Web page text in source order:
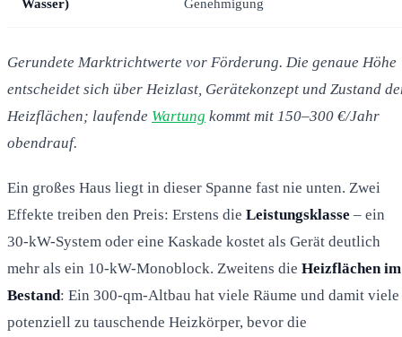
Wasser) Genehmigung
Gerundete Marktrichtwerte vor Förderung. Die genaue Höhe
entscheidet sich über Heizlast, Gerätekonzept und Zustand
Heizflächen; laufende Wartung kommt mit 150–300 €/Jahr
obendrauf.
Ein großes Haus liegt in dieser Spanne fast nie unten. Zwei
Effekte treiben den Preis: Erstens die Leistungsklasse – ein
30-kW-System oder eine Kaskade kostet als Gerät deutlich
mehr als ein 10-kW-Monoblock. Zweitens die Heizflächen im
Bestand: Ein 300-qm-Altbau hat viele Räume und damit viele
potenziell zu tauschende Heizkörper, bevor die